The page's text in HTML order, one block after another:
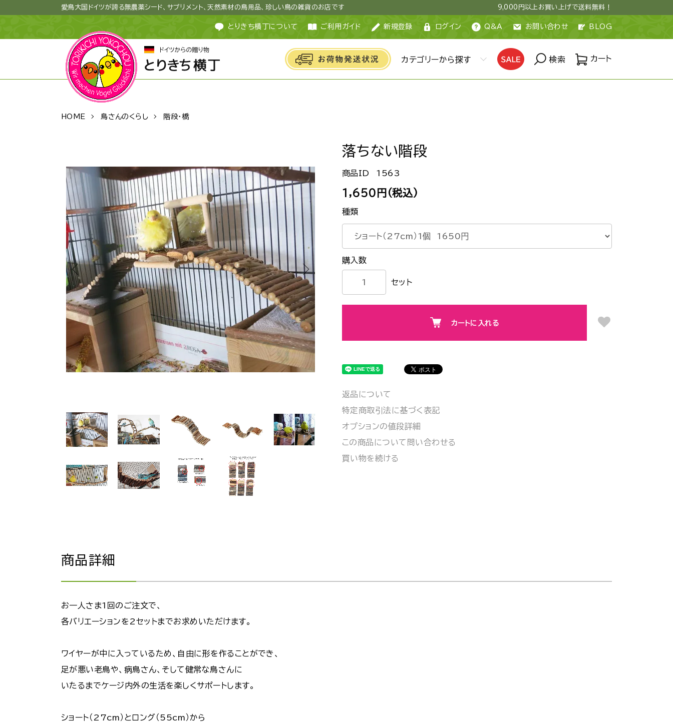
愛鳥大国ドイツが誇る無農薬シード、サプリメント、天然素材の鳥用品、珍しい鳥の雑貨のお店です 9,000円以上お買い上げで送料無料！
とりきち横丁について ご利用ガイド 新規登録 ログイン Q&A お問い合わせ BLOG
カテゴリーから探す 検索 カート
HOME 鳥さんのくらし 階段・橋
落ちない階段
1563
1,650円(税込)
種類
セット
カートに入れる
返品について
特定商取引法に基づく表記
オプションの値段詳細
この商品について問い合わせる
買い物を続ける
商品詳細
お一人さま1回のご注文で、
各バリエーションを2セットまでお求めいただけます。
ワイヤーが中に入っているため、自由に形を作ることができ、
足が悪い老鳥や、病鳥さん、そして健常な鳥さんに
いたるまでケージ内外の生活を楽しくサポートします。
ショート（27cm）とロング（55cm）から